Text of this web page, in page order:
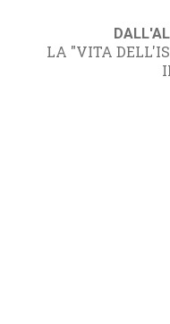
LA "VITA